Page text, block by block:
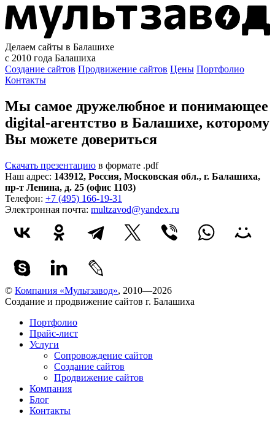
Делаем сайты в Балашихе
с 2010 года Балашиха
Создание сайтов Продвижение сайтов Цены Портфолио
Контакты
Мы самое дружелюбное и понимающее
digital-агентство в Балашихе, которому
Вы можете довериться
Скачать презентацию в формате .pdf
Наш адрес: 143912, Россия, Московская обл., г. Балашиха,
пр-т Ленина, д. 25 (офис 1103)
Телефон: +7 (495) 166-19-31
Электронная почта: multzavod@yandex.ru
© Компания «Мультзавод», 2010—2026
Создание и продвижение сайтов г. Балашиха
Портфолио
Прайс-лист
Услуги
Сопровождение сайтов
Создание сайтов
Продвижение сайтов
Компания
Блог
Контакты